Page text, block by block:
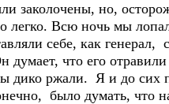
заколочены, но,
легко. Всю ночь мы
себе, как генерал,
думает, что его
дико ржали. Я и до сих
было думать, что